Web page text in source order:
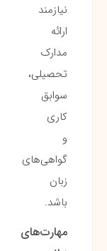
نیازمند
ارائه
مدارک
تحصیلی،
سوابق
کاری
و
گواهی‌های
زبان
باشد.
مهارت‌های